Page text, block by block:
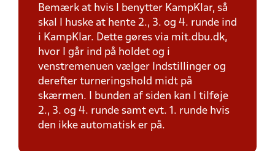
Bemærk at hvis I benytter KampKlar, så
skal I huske at hente 2., 3. og 4. runde ind
i KampKlar. Dette gøres via mit.dbu.dk,
hvor I går ind på holdet og i
venstremenuen vælger Indstillinger og
derefter turneringshold midt på
skærmen. I bunden af siden kan I tilføje
2., 3. og 4. runde samt evt. 1. runde hvis
den ikke automatisk er på.